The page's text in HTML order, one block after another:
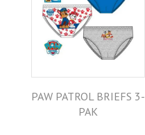
PAW PATROL BRIEFS 3-
PAK